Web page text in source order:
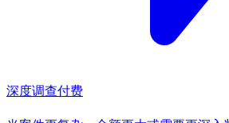
深度调查付费